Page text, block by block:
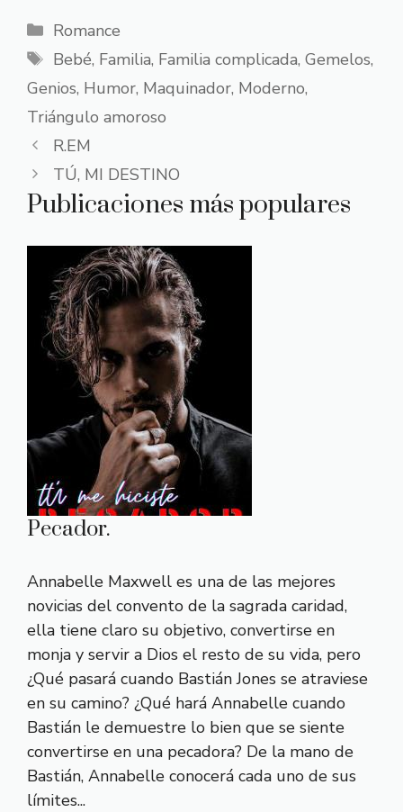
Categorías
Romance
Etiquetas
Bebé, Familia, Familia complicada, Gemelos,
Genios, Humor, Maquinador, Moderno,
Triángulo amoroso
R.EM
TÚ, MI DESTINO
Publicaciones más populares
Pecador.
Annabelle Maxwell es una de las mejores
novicias del convento de la sagrada caridad,
ella tiene claro su objetivo, convertirse en
monja y servir a Dios el resto de su vida, pero
¿Qué pasará cuando Bastián Jones se atraviese
en su camino? ¿Qué hará Annabelle cuando
Bastián le demuestre lo bien que se siente
convertirse en una pecadora? De la mano de
Bastián, Annabelle conocerá cada uno de sus
límites...